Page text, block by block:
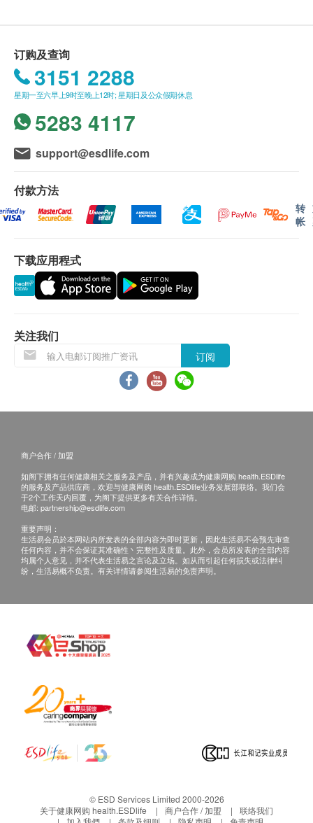
途。當閣下身體健康出現任何疾病徵兆時，應立即
諮詢有認可資格的醫生，作出診斷及治療。
本服務/產品由商戶提供。生活易【健康網購
有關此服務/產品的錯漏或延誤，或因使用此服務/
產品而引致的損失、損害、受傷或法律訴訟，健康
網購health.ESDlife概不負責。一切有關的索償或
查詢，須向提供服務之體檢中心或商戶提出。
呢?
A: 今天的医学发展，让我们知道几乎所有的疾病都会
受到遗传基因的影响。领先基因提供准确度极高的个
人化基因检测，让您提前知晓各种疾病的风险，尽早
预防。
Q: 基因检测是如何进行的呢?
A: 大部份领先基因的基因检测，都只需要口腔样本或
血液样本即可，安全而且无创。我们建议，口腔样本
的采集对象最小应为三个月大的婴孩，之后样本会直
Q: 如果测试结果发现我有任何疾病的风险或患癌风
险，我可以怎么做呢?
式。我们的医学遗传学专家，由您的基因出发，为您
量身订做属于您个人的健康及医学预防方案，体检组
合。配合饮食及生活建议，我们将善用最先进的医学
科学，共同捍卫您的健康。
因了解自己的身体特质，我们能够预知健康和疾病的
风险，如癌症、遗传疾病、或产前状况等，并及早采
取预防或治疗措施。
Q: 基因检测准确吗?
A: 基因检测技术上是非常复杂的，准确度有保证的检
测，可于美国 FDA, CLIA 及德国 DAkkS认证的检测
A: 为确保高标准的精确度，基因检测中心的操作环
境，密封式的全自动检测程序，以及特別设计的所有
传学专家的分析，及利用最先进的基因资料库作对
比，都大大提升了检测报告的利用价值。
订购及查询
3151 2288
星期一至六早上9时至晚上12时; 星期日及公众假期休息
5283 4117
support@esdlife.com
付款方法
转
帐
下载应用程式
关注我们
订阅
商户合作 / 加盟
如阁下拥有任何健康相关之服务及产品，并有兴趣成为健康网购 health.ESDlife
的服务及产品供应商，欢迎与健康网购 health.ESDlife业务发展部联络。我们会
于2个工作天内回覆，为阁下提供更多有关合作详情。
电邮: partnership@esdlife.com
重要声明：
生活易会员於本网站内所发表的全部内容为即时更新，因此生活易不会预先审查
任何内容，并不会保证其准确性丶完整性及质量。此外，会员所发表的全部内容
均属个人意见，并不代表生活易之言论及立场。如从而引起任何损失或法律纠
纷，生活易概不负责。有关详情请参阅生活易的免责声明。
© ESD Services Limited 2000-2026
关于健康网购 health.ESDlife
商户合作 / 加盟
联络我们